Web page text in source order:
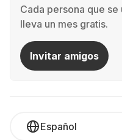
Cada persona que
lleva un mes gratis.
Invitar amigos
Español